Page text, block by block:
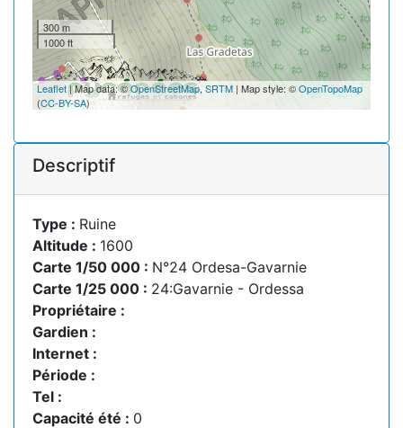
300 m
1000 ft
Leaflet| Map data: ©OpenStreetMap, SRTM | Map style: ©OpenTopoMap
(CC-BY-SA)
Descriptif
Type : Ruine
Altitude : 1600
Carte 1/50 000 : N°24 Ordesa-Gavarnie
Carte 1/25 000 : 24:Gavarnie - Ordessa
Propriétaire :
Gardien :
Internet :
Période :
Tel :
Capacité été : 0